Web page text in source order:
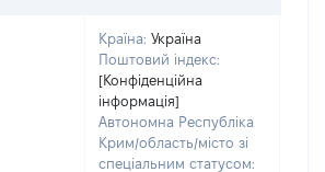
Країна: Україна
Поштовий індекс:
[Конфіденційна
інформація]
Автономна Республіка
Крим/область/місто зі
спеціальним статусом: